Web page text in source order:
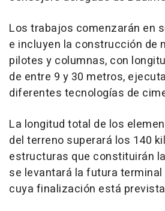
Los trabajos comenzarán en
e incluyen la construcción de
pilotes y columnas, con
de entre 9 y 30 metros,
diferentes tecnologías de
La longitud total de los
del terreno superará los 140
estructuras que constituirán
se levantará la futura
cuya finalización está